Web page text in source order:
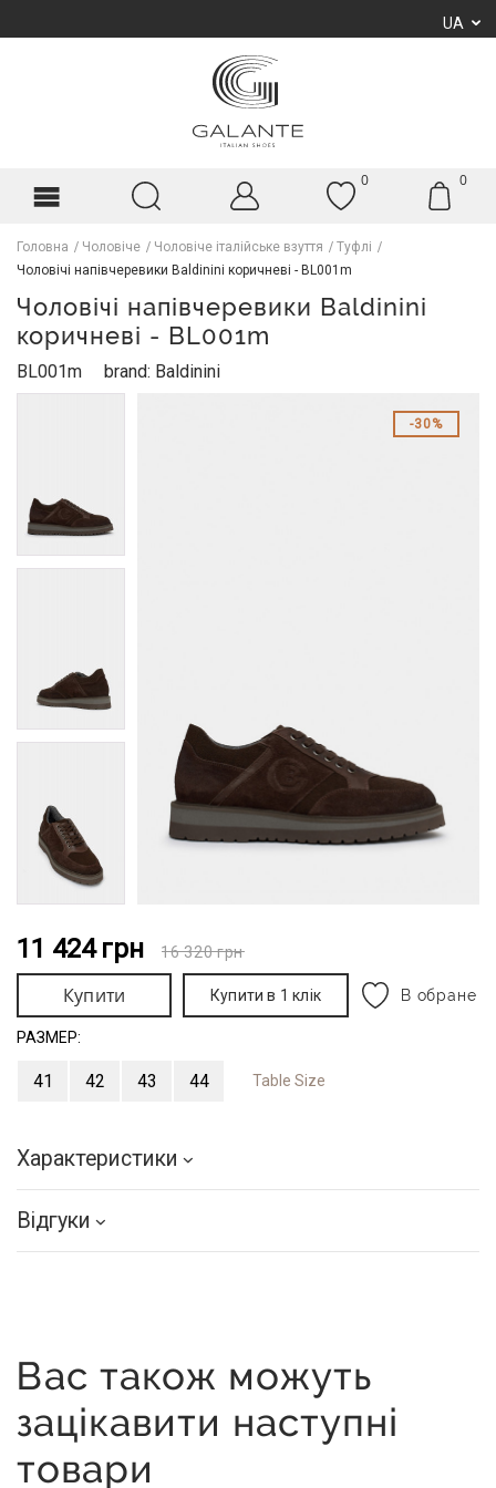
UA
0 0
Головна Чоловіче Чоловіче італійське взуття
Туфлі
Чоловічі напівчеревики Baldinini коричневі - BL001m
Чоловічі напівчеревики Baldinini
коричневі - BL001m
BL001m brand: Baldinini
30%
11 424грн 16 320грн
Купити Купити в 1 клік В обране
РАЗМЕР:
41 42 43 44 Table Size
Характеристики
Відгуки
Вас також можуть
зацікавити наступні
товари